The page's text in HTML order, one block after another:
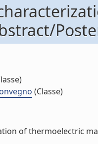
(Classe)
of thermoelectric